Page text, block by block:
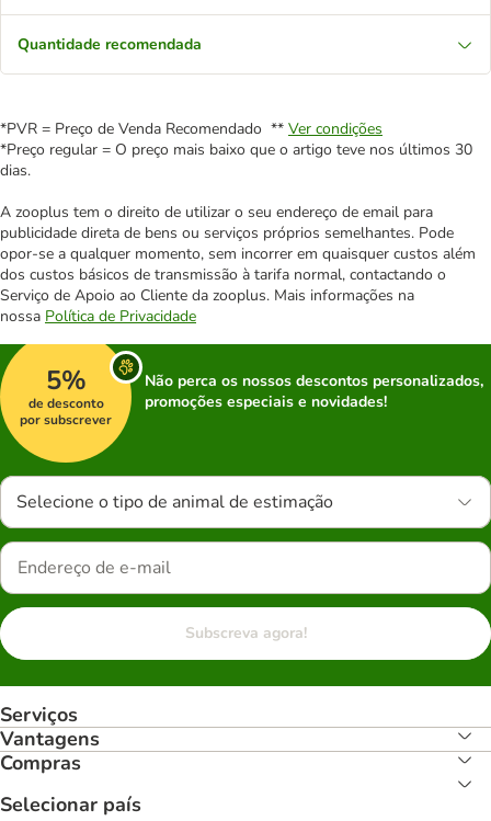
Quantidade recomendada
*PVR = Preço de Venda Recomendado ** Ver condições
*Preço regular = O preço mais baixo que o artigo teve nos últimos 30
dias.
A zooplus tem o direito de utilizar o seu endereço de email para
publicidade direta de bens ou serviços próprios semelhantes. Pode
opor-se a qualquer momento, sem incorrer em quaisquer custos além
dos custos básicos de transmissão à tarifa normal, contactando o
Serviço de Apoio ao Cliente da zooplus. Mais informações na
nossa Política de Privacidade
5%
de desconto
por subscrever
Não perca os nossos descontos personalizados,
promoções especiais e novidades!
Selecione o tipo de animal de estimação
Subscreva agora!
Serviços
Vantagens
Compras
Selecionar país